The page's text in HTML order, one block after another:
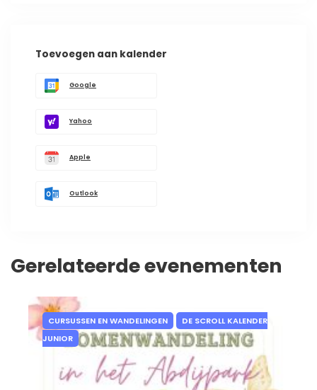
Toevoegen aan kalender
Google
Yahoo
Apple
Outlook
Gerelateerde evenementen
CURSUSSEN EN WANDELINGEN
DE SCROLL KALENDER
JUNIOR